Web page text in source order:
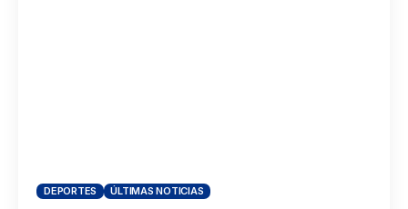
DEPORTES ÚLTIMAS NOTICIAS